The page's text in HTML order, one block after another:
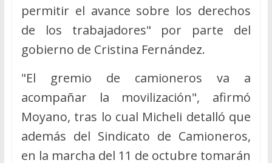
permitir el avance sobre los derechos
de los trabajadores" por parte del
gobierno de Cristina Fernández.
"El gremio de camioneros va a
acompañar la movilización", afirmó
Moyano, tras lo cual Micheli detalló que
además del Sindicato de Camioneros,
en la marcha del 11 de octubre tomarán